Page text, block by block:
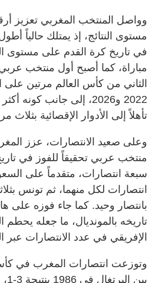
وواصل المنتخب المغربي تعزيز
مستوى النتائج، إذ يمتلك حالياً
مباراة، كما أصبح أول منتخب عربي
الثاني من كأس العالم مرتين
2022 و2026، إلى جانب كونه
تأهلاً إلى الأدوار الإقصائية
وعلى صعيد الانتصارات، عزز
منتخب عربي تحقيقاً للفوز في
سبعة انتصارات، متقدماً على
انتصارات لكل منهما، ثم تونس
بانتصار وحيد. كما جاء فوزه على
تاريخه بالمونديال، ما جعله يحطم
الإفريقي في عدد الانتصارات عبر
وتوزعت انتصارات المغرب في كأس